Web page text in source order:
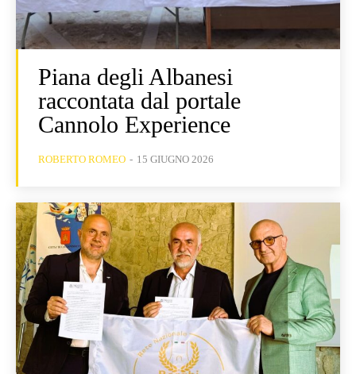
Piana degli Albanesi
raccontata dal portale
Cannolo Experience
ROBERTO ROMEO - 15 GIUGNO 2026